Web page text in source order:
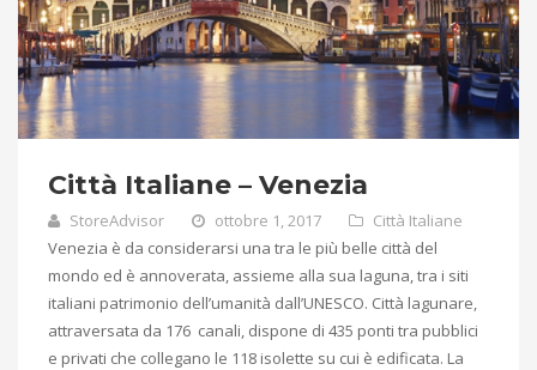
Città Italiane – Venezia
StoreAdvisor ottobre 1, 2017
Città Italiane
Venezia è da considerarsi una tra le più belle città del
mondo ed è annoverata, assieme alla sua laguna, tra i siti
italiani patrimonio dell’umanità dall’UNESCO. Città lagunare,
attraversata da 176 canali, dispone di 435 ponti tra pubblici
e privati che collegano le 118 isolette su cui è edificata. La